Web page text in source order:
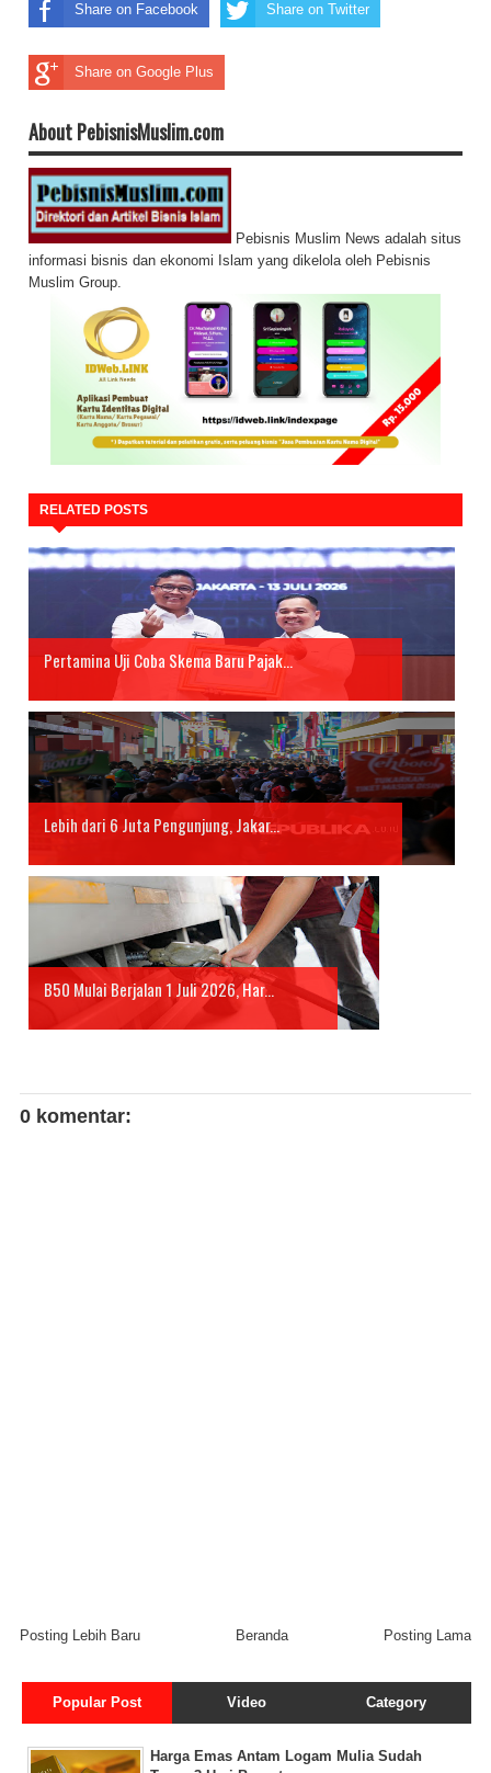
Share on Facebook Share on Twitter
Share on Google Plus
About PebisnisMuslim.com
Pebisnis Muslim News adalah situs
informasi bisnis dan ekonomi Islam yang dikelola oleh Pebisnis
Muslim Group.
RELATED POSTS
Pertamina Uji Coba Skema Baru Pajak...
Lebih dari 6 Juta Pengunjung, Jakar...
B50 Mulai Berjalan 1 Juli 2026, Har...
0 komentar:
Posting Lebih Baru Posting Lama
Beranda
Popular Post Video Category
Harga Emas Antam Logam Mulia Sudah